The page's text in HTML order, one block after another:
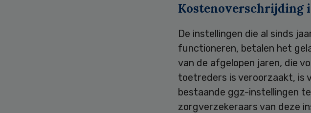
Kostenoverschrijding
De instellingen die al sinds
functioneren, betalen het
van de afgelopen jaren, die
toetreders is veroorzaakt, is
bestaande ggz-instellingen
zorgverzekeraars van deze